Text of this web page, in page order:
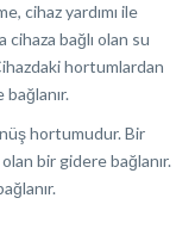
cihaz yardımı ile
bağlı olan su
hortumlardan
hortumudur. Bir
bir gidere bağlanır.